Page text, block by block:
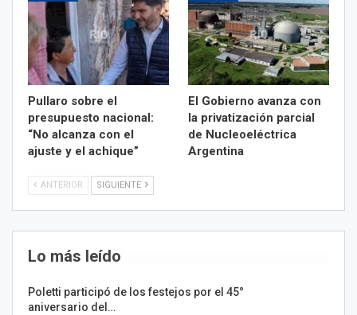
Pullaro sobre el
presupuesto nacional:
“No alcanza con el
ajuste y el achique”
El Gobierno avanza con
la privatización parcial
de Nucleoeléctrica
Argentina
ANTERIOR SIGUIENTE
Lo más leído
Poletti participó de los festejos por el 45°
aniversario del…